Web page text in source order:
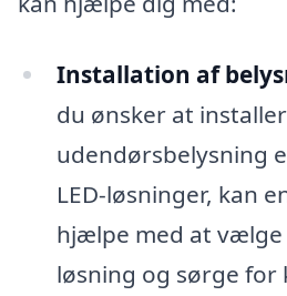
Installation af
du ønsker at
udendørsbelysning
LED-løsninger, kan
hjælpe med at
løsning og sørge for